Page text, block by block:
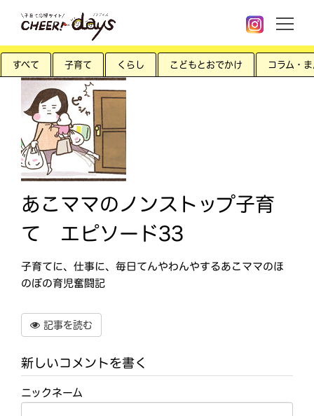
すべて 子育て くらし こどもとおでかけ コラム・
あこママのノンストップ子育
て エピソード33
子育てに、仕事に、毎日てんやわんやするあこママのほ
のぼの育児奮闘記
記事を読む
新しいコメントを書く
ニックネーム